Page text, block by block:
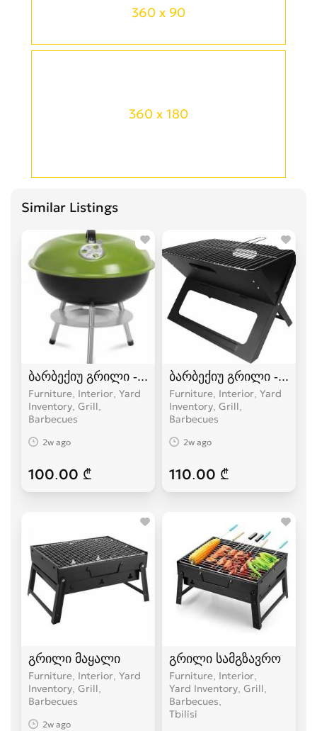
360 x 90
360 x 180
Similar Listings
ბარბექიუ გრილი - Fieldmann - FZG 1102-G ,
Furniture, Interior, Yard
Inventory, Grill,
Barbecues
2w ago
100.00 ₾
ბარბექიუ გრილი -
Furniture, Interior, Yard
Inventory, Grill,
Barbecues
2w ago
110.00 ₾
გრილი მაყალი
Furniture, Interior, Yard
Inventory, Grill,
Barbecues
2w ago
გრილი სამგზავრო
Furniture, Interior,
Yard Inventory, Grill,
Barbecues
Tbilisi